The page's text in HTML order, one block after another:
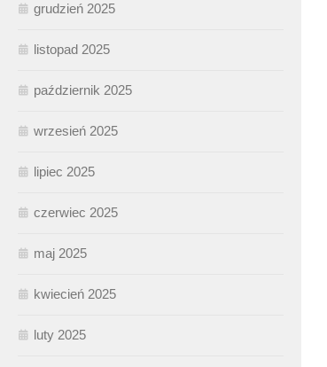
grudzień 2025
listopad 2025
październik 2025
wrzesień 2025
lipiec 2025
czerwiec 2025
maj 2025
kwiecień 2025
luty 2025